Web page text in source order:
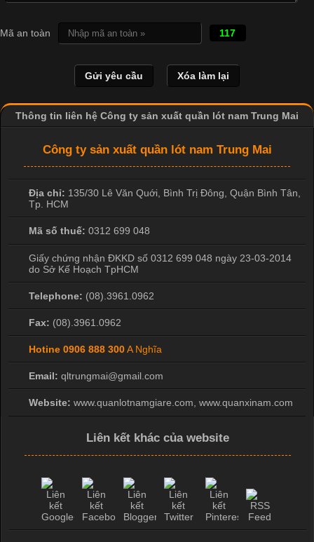
Vải cotton là một trong những chất liệu được sử dụng rộng rãi
và thấm hút mồ hôi tốt. Đây cũng là loại vải được nhiều công ty
sản xuất quần lót nam lựa chọn để tạo ra các sản phẩm chất
Mã an toàn 117
Thông tin liên hệ Công ty sản xuất quần lót nam Trung Mai
Công ty sản xuất quần lót nam Trung Mai
Địa chỉ: 135/30 Lê Văn Quới, Bình Trị Đông, Quận Bình Tân,
Tp. HCM
Mã số thuế: 0312 699 048
Giấy chứng nhận ĐKKD số 0312 699 048 ngày 23-03-2014
do Sở Kế Hoạch TpHCM
Telephone: (08).3961.0962
Fax: (08).3961.0962
Hotine 0906 888 300A Nghĩa
Email: qltrungmai@gmail.com
Website: www.quanlotnamgiare.com, www.quanxinam.com
Liên kết khác của website